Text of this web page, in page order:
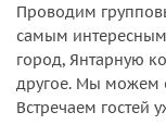
Проводим
самым
город, Янтарную
другое. Мы можем
Встречаем гостей